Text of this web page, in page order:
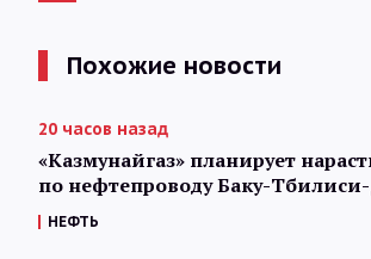
Похожие новости
20 часов назад
«Казмунайгаз» планирует
по нефтепроводу Баку-
НЕФТЬ